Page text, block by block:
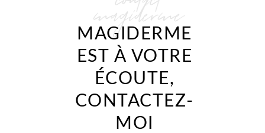
magiderme
MAGIDERME
EST À VOTRE
ÉCOUTE,
CONTACTEZ-
MOI